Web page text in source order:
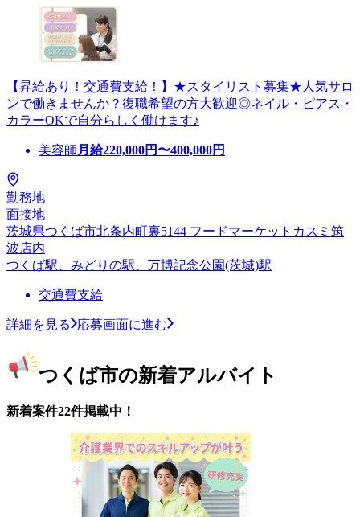
【昇給あり！交通費支給！】★スタイリスト募集★人気サロ
ンで働きませんか？復職希望の方大歓迎◎ネイル・ピアス・
カラーOKで自分らしく働けます♪
美容師 月給220,000円〜400,000円
勤務地
面接地
茨城県つくば市北条内町裏5144 フードマーケットカスミ筑
波店内
つくば駅、みどりの駅、万博記念公園(茨城)駅
交通費支給
詳細を見る 応募画面に進む
つくば市の新着アルバイト
新着案件22件掲載中！